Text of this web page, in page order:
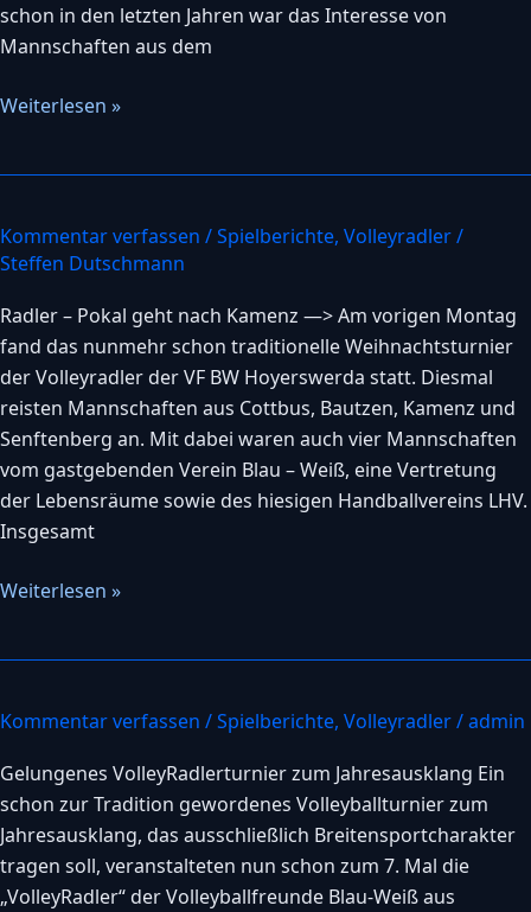
schon in den letzten Jahren war das Interesse von
Mannschaften aus dem
Weiterlesen »
Kommentar verfassen /Spielberichte, Volleyradler/
Steffen Dutschmann
Radler – Pokal geht nach Kamenz —> Am vorigen Montag
fand das nunmehr schon traditionelle Weihnachtsturnier
der Volleyradler der VF BW Hoyerswerda statt. Diesmal
reisten Mannschaften aus Cottbus, Bautzen, Kamenz und
Senftenberg an. Mit dabei waren auch vier Mannschaften
vom gastgebenden Verein Blau – Weiß, eine Vertretung
der Lebensräume sowie des hiesigen Handballvereins LHV.
Insgesamt
Bericht
vom
Turnier
Weiterlesen »
Kommentar verfassen /Spielberichte, Volleyradler/admin
Gelungenes VolleyRadlerturnier zum Jahresausklang Ein
schon zur Tradition gewordenes Volleyballturnier zum
Jahresausklang, das ausschließlich Breitensportcharakter
tragen soll, veranstalteten nun schon zum 7. Mal die
„VolleyRadler“ der Volleyballfreunde Blau-Weiß aus
VolleyRadlerturnier